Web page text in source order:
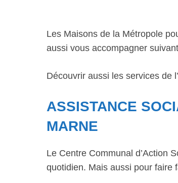
Les Maisons de la Métropole
aussi vous accompagner
Découvrir aussi les services de l’
ASSISTANCE
MARNE
Le Centre Communal d’Action
quotidien. Mais aussi pour faire